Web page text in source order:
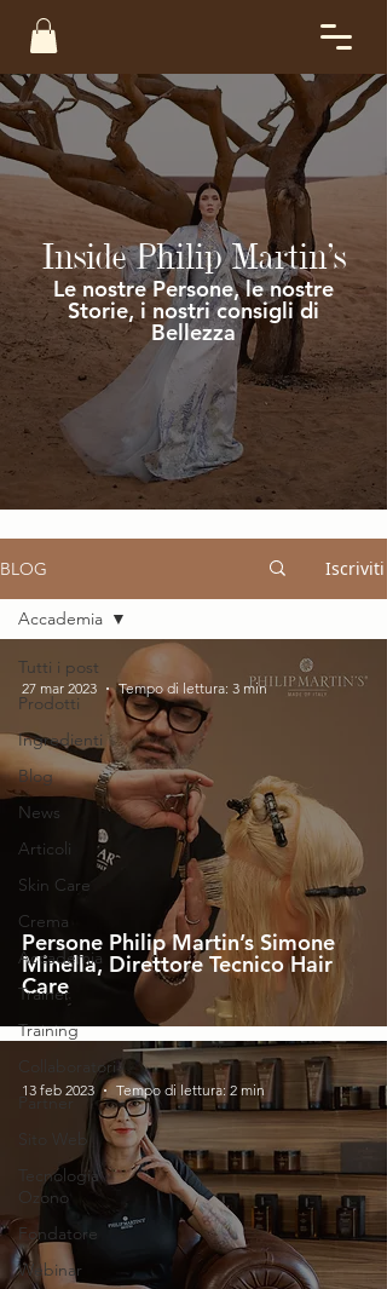
Inside Philip Martin's
Le nostre Persone, le nostre
Storie, i nostri consigli di
Bellezza
BLOG Iscriviti
Tutti i post
Prodotti
Ingredienti
Blog
News
Articoli
Skin Care
Crema
Accademia
Trainer
Training
Collaboratori
Partner
Sito Web
Tecnologia
Ozono
Fondatore
Webinar
Accademia
Persone Philip Martin’s Simone
Minella, Direttore Tecnico Hair
Care
27 mar 2023 Tempo di lettura: 3 min
13 feb 2023 Tempo di lettura: 2 min